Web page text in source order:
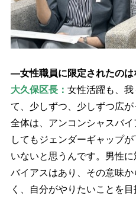
―女性職員に限定されたのは
大久保区長： 女性活躍も、
て、少しずつ、少しずつ広
全体は、アンコンシャスバ
してもジェンダーギャップ
いないと思うんです。男性
バイアスはあり、その意味
く、自分がやりたいことを